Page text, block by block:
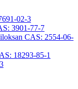
02-3
3901-77-7
CAS: 2554-06-
18293-85-1